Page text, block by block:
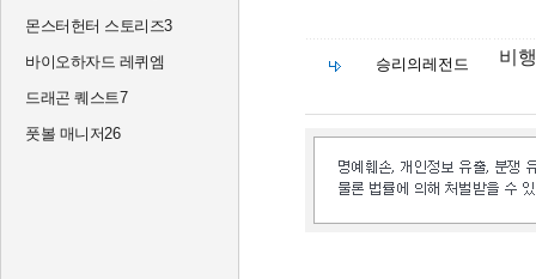
몬스터헌터 스토리즈3
바이오하자드 레퀴엠
드래곤 퀘스트7
풋볼 매니저26
승리의레전드 비